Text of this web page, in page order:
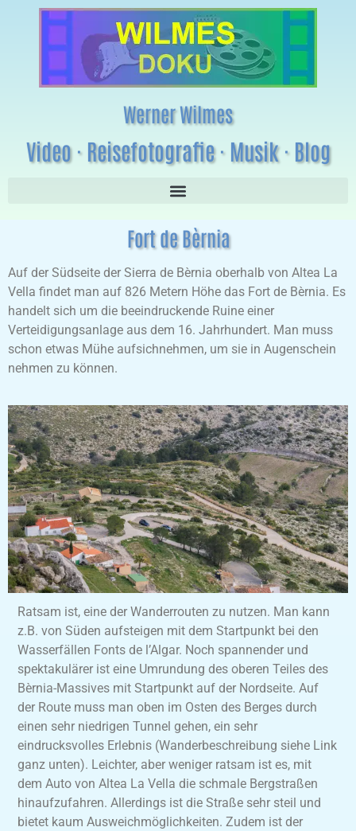
Werner Wilmes
Video · Reisefotografie · Musik · Blog
Fort de Bèrnia
Auf der Südseite der Sierra de Bèrnia oberhalb von Altea La
Vella findet man auf 826 Metern Höhe das Fort de Bèrnia. Es
handelt sich um die beeindruckende Ruine einer
Verteidigungsanlage aus dem 16. Jahrhundert. Man muss
schon etwas Mühe aufsichnehmen, um sie in Augenschein
nehmen zu können.
Ratsam ist, eine der Wanderrouten zu nutzen. Man kann
z.B. von Süden aufsteigen mit dem Startpunkt bei den
Wasserfällen Fonts de l’Algar. Noch spannender und
spektakulärer ist eine Umrundung des oberen Teiles des
Bèrnia-Massives mit Startpunkt auf der Nordseite. Auf
der Route muss man oben im Osten des Berges durch
einen sehr niedrigen Tunnel gehen, ein sehr
eindrucksvolles Erlebnis (Wanderbeschreibung siehe Link
ganz unten). Leichter, aber weniger ratsam ist es, mit
dem Auto von Altea La Vella die schmale Bergstraßen
hinaufzufahren. Allerdings ist die Straße sehr steil und
bietet kaum Ausweichmöglichkeiten. Zudem ist der